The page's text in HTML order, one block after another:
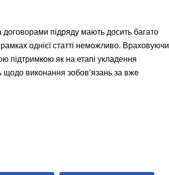
договорами підряду мають досить багато
однієї статті неможливо. Враховуючи
підтримкою як на етапі укладення
щодо виконання зобов’язань за вже